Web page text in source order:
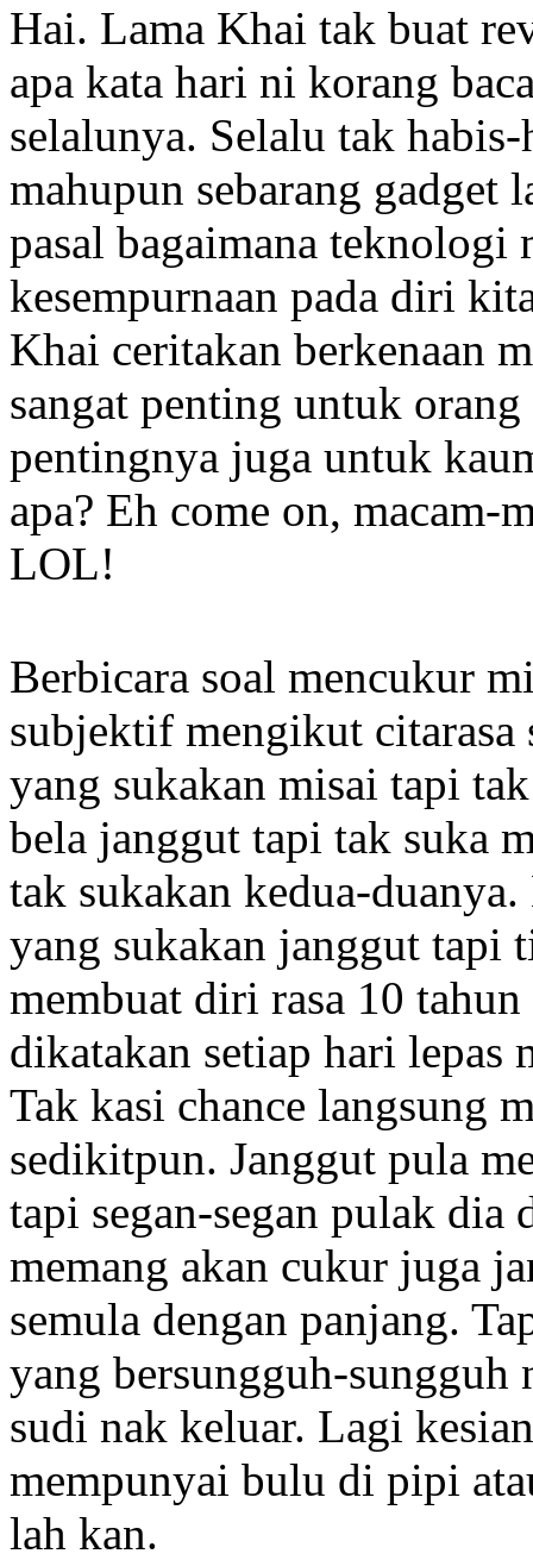
Hai. Lama Khai tak buat
apa kata hari ni korang
selalunya. Selalu tak
mahupun sebarang
pasal bagaimana teknologi
kesempurnaan pada diri
Khai ceritakan berkenaan
sangat penting untuk
pentingnya juga untuk
apa? Eh come on,
LOL!
Berbicara soal mencukur
subjektif mengikut
yang sukakan misai tapi
bela janggut tapi tak suka
tak sukakan kedua-
yang sukakan janggut tapi
membuat diri rasa 10
dikatakan setiap hari lepas
Tak kasi chance langsung
sedikitpun. Janggut pula
tapi segan-segan pulak dia
memang akan cukur juga
semula dengan panjang.
yang bersungguh-
sudi nak keluar. Lagi
mempunyai bulu di pipi
lah kan.